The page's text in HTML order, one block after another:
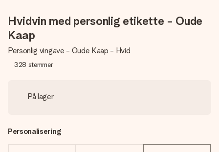
Hvidvin med personlig etikette - Oude
Kaap
Personlig vingave - Oude Kaap - Hvid
328 stemmer
På lager
Personalisering